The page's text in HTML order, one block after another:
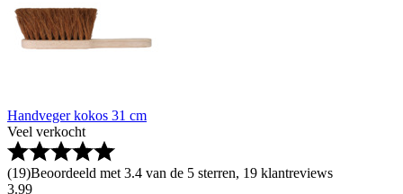
Handveger kokos 31 cm
Veel verkocht
(19)Beoordeeld met 3.4 van de 5 sterren, 19 klantreviews
3.99